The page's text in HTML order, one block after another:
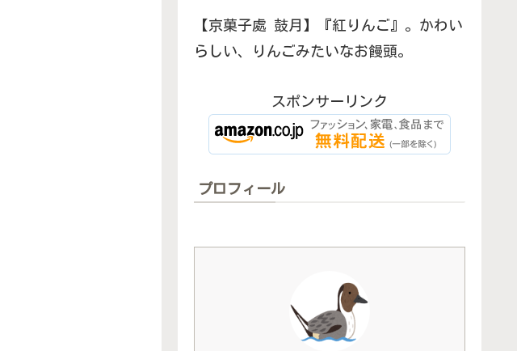
【京菓子處 鼓月】『紅りんご』。かわい
らしい、りんごみたいなお饅頭。
スポンサーリンク
プロフィール